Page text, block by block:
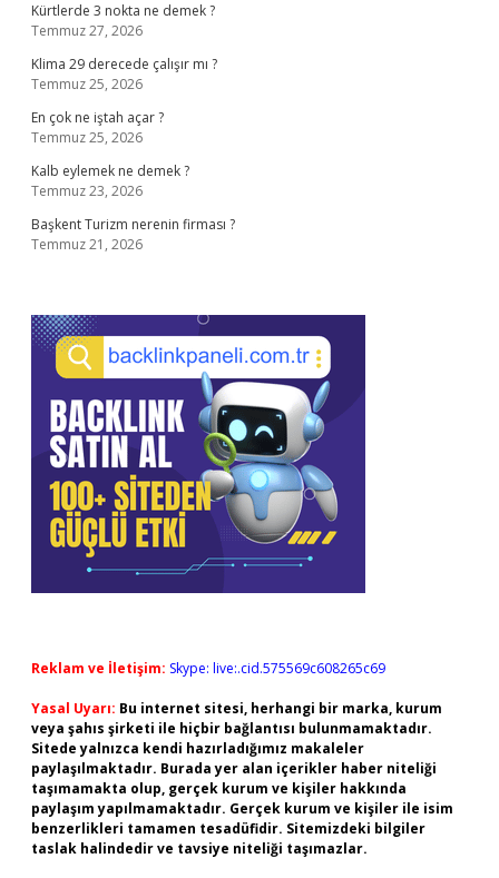
Kürtlerde 3 nokta ne demek ?
Temmuz 27, 2026
Klima 29 derecede çalışır mı ?
Temmuz 25, 2026
En çok ne iştah açar ?
Temmuz 25, 2026
Kalb eylemek ne demek ?
Temmuz 23, 2026
Başkent Turizm nerenin firması ?
Temmuz 21, 2026
Reklam ve İletişim: Skype: live:.cid.575569c608265c69
Yasal Uyarı: Bu internet sitesi, herhangi bir marka, kurum
veya şahıs şirketi ile hiçbir bağlantısı bulunmamaktadır.
Sitede yalnızca kendi hazırladığımız makaleler
paylaşılmaktadır. Burada yer alan içerikler haber niteliği
taşımamakta olup, gerçek kurum ve kişiler hakkında
paylaşım yapılmamaktadır. Gerçek kurum ve kişiler ile isim
benzerlikleri tamamen tesadüfidir. Sitemizdeki bilgiler
taslak halindedir ve tavsiye niteliği taşımazlar.